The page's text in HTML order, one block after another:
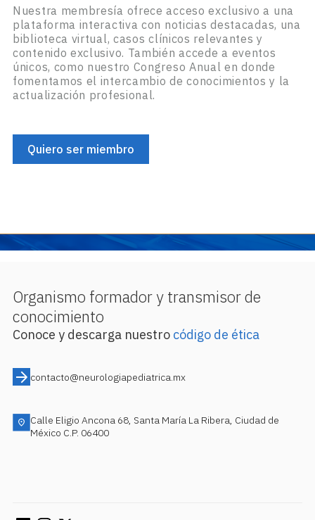
Nuestra membresía ofrece acceso exclusivo a una
plataforma interactiva con noticias destacadas, una
biblioteca virtual, casos clínicos relevantes y
contenido exclusivo. También accede a eventos
únicos, como nuestro Congreso Anual en donde
fomentamos el intercambio de conocimientos y la
actualización profesional.
Quiero ser miembro
Organismo formador y transmisor de
conocimiento
Conoce y descarga nuestro código de ética
contacto@neurologiapediatrica.mx
Calle Eligio Ancona 68, Santa María La Ribera, Ciudad de
México C.P. 06400